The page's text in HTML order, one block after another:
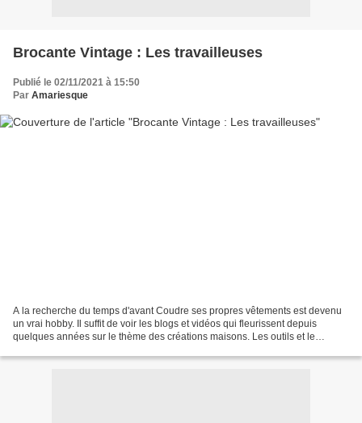
Brocante Vintage : Les travailleuses
Publié le 02/11/2021 à 15:50
Par Amariesque
A la recherche du temps d'avant Coudre ses propres vêtements est devenu
un vrai hobby. Il suffit de voir les blogs et vidéos qui fleurissent depuis
quelques années sur le thème des créations maisons. Les outils et le